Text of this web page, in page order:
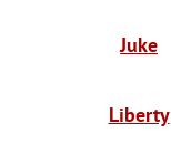
Juke
Liberty